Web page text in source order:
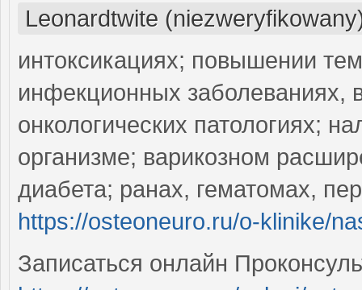
Leonardtwite
интоксикациях; повышении
инфекционных заболеваниях,
онкологических патологиях;
организме; варикозном
диабета; ранах, гематомах,
https://osteoneuro.ru/o-klinike/
Записаться онлайн